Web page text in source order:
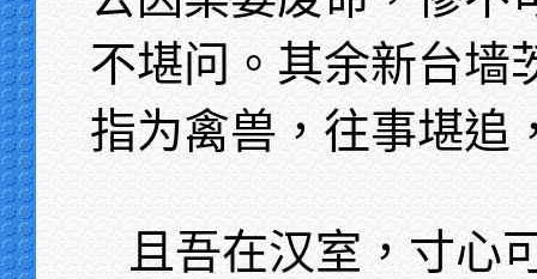
不堪问。其余新台墙
指为禽兽，往事堪追
且吾在汉室，寸心